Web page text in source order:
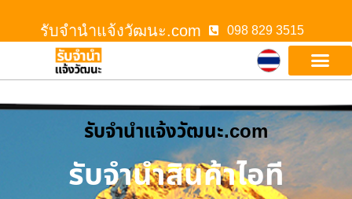
รับจํานําแจ้งวัฒนะ.com 098 829 3515
รับจํานําแจ้งวัฒนะ.com
รับจำนำสินค้าไอที